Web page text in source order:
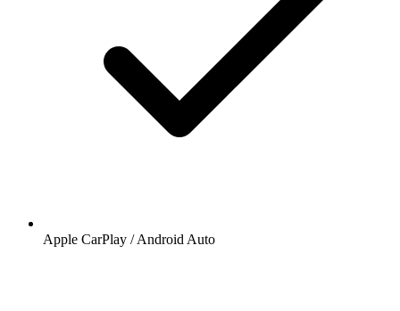
Apple CarPlay / Android Auto